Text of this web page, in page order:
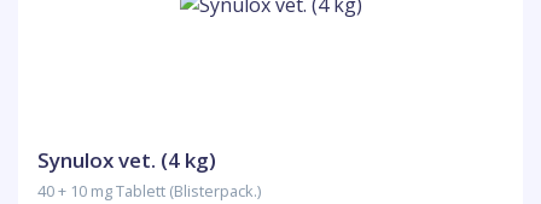
Synulox vet. (4 kg)
40 + 10 mg Tablett (Blisterpack.)